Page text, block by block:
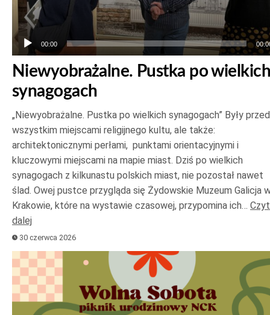
00:00
Niewyobrażalne. Pustka po wielkich
synagogach
„Niewyobrażalne. Pustka po wielkich synagogach” Były
wszystkim miejscami religijnego kultu, ale także:
architektonicznymi perłami, punktami orientacyjnymi i
kluczowymi miejscami na mapie miast. Dziś po wielkich
synagogach z kilkunastu polskich miast, nie pozostał nawet
ślad. Owej pustce przygląda się Żydowskie Muzeum Galicja
Krakowie, które na wystawie czasowej, przypomina ich…
dalej
30 czerwca 2026
Odtwarzacz
plików
dźwiękowych